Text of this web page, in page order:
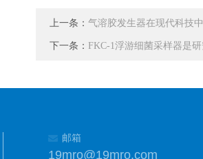
上一条： 气溶胶发生器在现代科技
下一条： FKC-1浮游细菌采样器是
邮箱
19mro@19mro.com